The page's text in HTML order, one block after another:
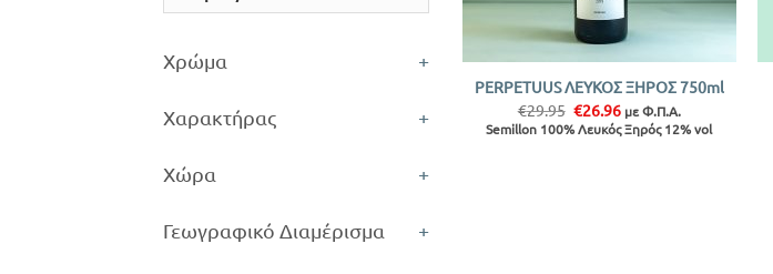
Χρώμα +
Χαρακτήρας +
Χώρα +
Γεωγραφικό Διαμέρισμα +
+
PERPETUUS ΛΕΥΚΟΣ ΞΗΡΟΣ 750ml
€29.95 Original
price
was:
€26.96Η
τρέχουσα
τιμή
με Φ.Π.Α.
Semillon 100% Λευκός Ξηρός 12% vol